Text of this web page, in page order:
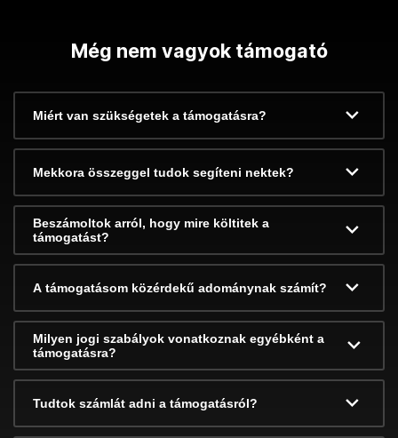
Még nem vagyok támogató
Miért van szükségetek a támogatásra?
Mekkora összeggel tudok segíteni nektek?
Beszámoltok arról, hogy mire költitek a
támogatást?
A támogatásom közérdekű adománynak számít?
Milyen jogi szabályok vonatkoznak egyébként a
támogatásra?
Tudtok számlát adni a támogatásról?